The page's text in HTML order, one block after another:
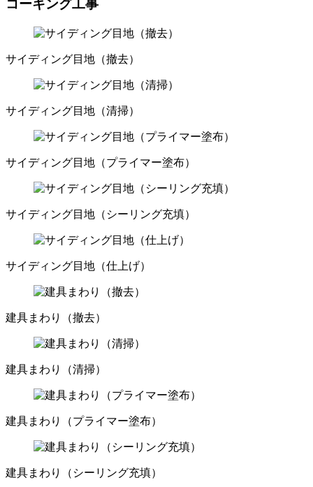
コーキング工事
サイディング目地（撤去）
サイディング目地（清掃）
サイディング目地（プライマー塗布）
サイディング目地（シーリング充填）
サイディング目地（仕上げ）
建具まわり（撤去）
建具まわり（清掃）
建具まわり（プライマー塗布）
建具まわり（シーリング充填）